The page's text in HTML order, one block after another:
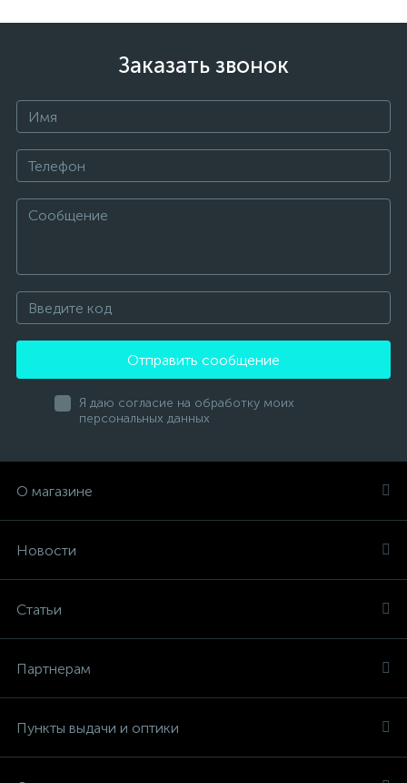
Заказать звонок
Отправить сообщение
Я даю согласие на обработку моих
персональных данных
О магазине
Новости
Статьи
Партнерам
Пункты выдачи и оптики